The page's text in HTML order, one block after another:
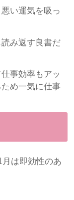
い運気を吸っ
み返す良書だ
事効率もアッ
め一気に仕事